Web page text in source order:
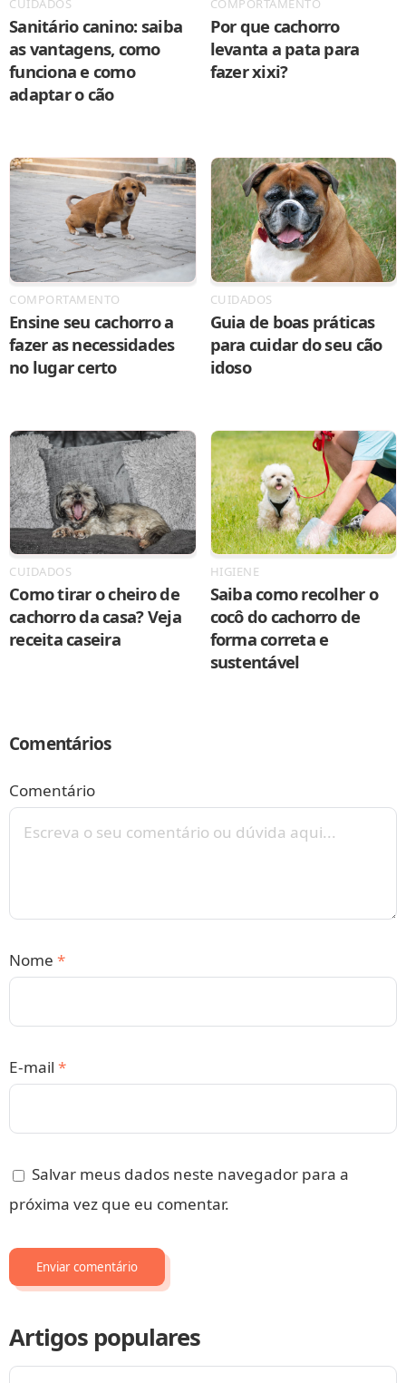
CUIDADOS
Sanitário canino: saiba
as vantagens, como
funciona e como
adaptar o cão
COMPORTAMENTO
Por que cachorro
levanta a pata para
fazer xixi?
COMPORTAMENTO
Ensine seu cachorro a
fazer as necessidades
no lugar certo
CUIDADOS
Guia de boas práticas
para cuidar do seu cão
idoso
CUIDADOS
Como tirar o cheiro de
cachorro da casa? Veja
receita caseira
HIGIENE
Saiba como recolher o
cocô do cachorro de
forma correta e
sustentável
Comentários
Comentário
Nome *
E-mail *
Salvar meus dados neste navegador para a
próxima vez que eu comentar.
Artigos populares